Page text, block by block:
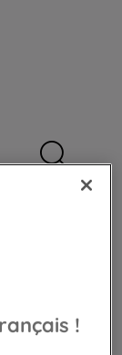
ou lait
!